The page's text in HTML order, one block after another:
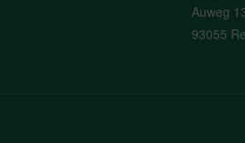
Auweg
93055